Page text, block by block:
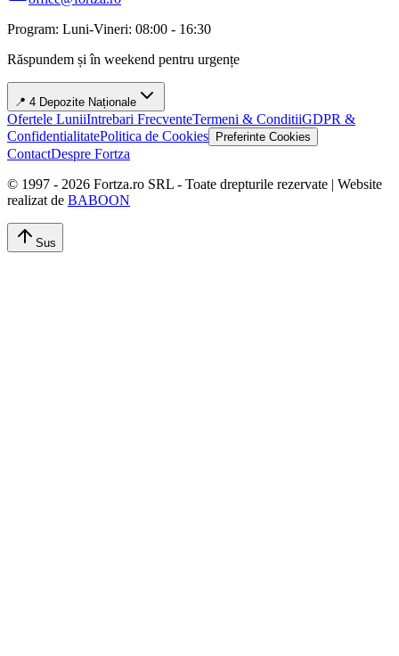
Program: Luni-Vineri: 08:00 - 16:30
Răspundem și în weekend pentru urgențe
📍 4 Depozite Naționale
Ofertele LuniiIntrebari FrecventeTermeni & ConditiiGDPR &
ConfidentialitatePolitica de Cookies Preferinte Cookies
ContactDespre Fortza
© 1997 - 2026 Fortza.ro SRL - Toate drepturile rezervate | Website
realizat de BABOON
Sus